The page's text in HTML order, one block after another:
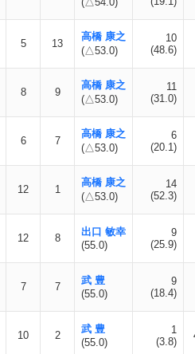
5 13
高橋 康之
(△53.0)
10
(48.6)
8 9
高橋 康之
(△53.0)
11
(31.0)
6 7
高橋 康之
(△53.0)
6
(20.1)
12 1
高橋 康之
(△53.0)
14
(52.3)
12 8
出口 敏幸
(55.0)
9
(25.9)
7 7
武 豊
(55.0)
9
(18.4)
10 2
武 豊
(55.0)
1
(3.8)